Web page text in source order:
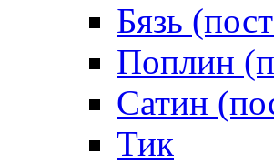
Бязь
Поплин
Сатин
Тик